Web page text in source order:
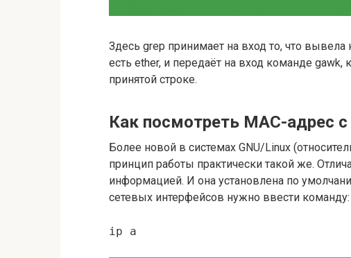
Здесь grep принимает на вход то, что вывела
есть ether, и передаёт на вход команде gawk,
принятой строке.
Как посмотреть MAC-адрес
Более новой в системах GNU/Linux
принцип работы практически такой же.
информацией. И она установлена по
сетевых интерфейсов нужно ввести команду:
ip a